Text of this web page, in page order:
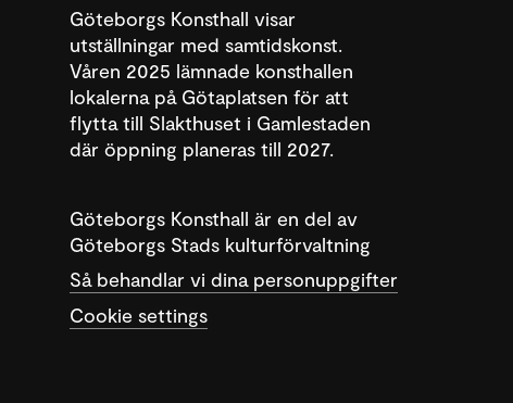
Göteborgs Konsthall visar
utställningar med samtidskonst.
Våren 2025 lämnade konsthallen
lokalerna på Götaplatsen för att
flytta till Slakthuset i Gamlestaden
där öppning planeras till 2027.
Göteborgs Konsthall är en del av
Göteborgs Stads kulturförvaltning
Så behandlar vi dina personuppgifter
Cookie settings
Denna webbplats använder cookies för att förbättra
användarupplevelsen. Genom att använda vår webbplats samtycker du
till alla cookies i enlighet med vår cookiepolicy. Läs mer